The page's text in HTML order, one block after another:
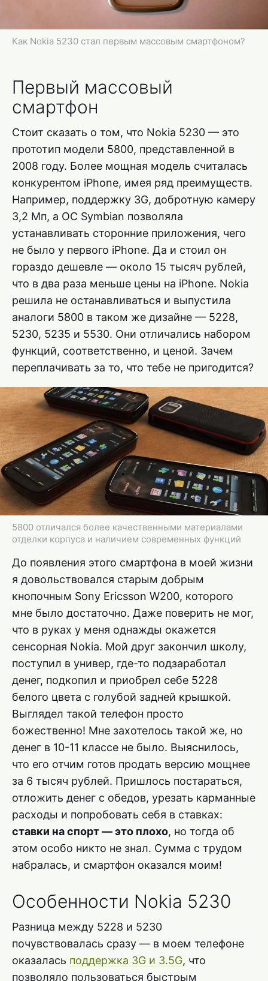
Как Nokia 5230 стал первым массовым смартфоном?
Первый массовый
смартфон
Стоит сказать о том, что Nokia 5230 — это
прототип модели 5800, представленной в
2008 году. Более мощная модель считалась
конкурентом iPhone, имея ряд преимуществ.
Например, поддержку 3G, добротную камеру
3,2 Мп, а OC Symbian позволяла
устанавливать сторонние приложения, чего
не было у первого iPhone. Да и стоил он
гораздо дешевле — около 15 тысяч рублей,
что в два раза меньше цены на iPhone. Nokia
решила не останавливаться и выпустила
аналоги 5800 в таком же дизайне — 5228,
5230, 5235 и 5530. Они отличались набором
функций, соответственно, и ценой. Зачем
переплачивать за то, что тебе не пригодится?
5800 отличался более качественными материалами
отделки корпуса и наличием современных функций
До появления этого смартфона в моей жизни
я довольствовался старым добрым
кнопочным Sony Ericsson W200, которого
мне было достаточно. Даже поверить не мог,
что в руках у меня однажды окажется
сенсорная Nokia. Мой друг закончил школу,
поступил в универ, где-то подзаработал
денег, подкопил и приобрел себе 5228
белого цвета с голубой задней крышкой.
Выглядел такой телефон просто
божественно! Мне захотелось такой же, но
денег в 10-11 классе не было. Выяснилось,
что его отчим готов продать версию мощнее
за 6 тысяч рублей. Пришлось постараться,
отложить денег с обедов, урезать карманные
расходы и попробовать себя в ставках:
ставки на спорт — это плохо, но тогда об
этом особо никто не знал. Сумма с трудом
набралась, и смартфон оказался моим!
Особенности Nokia 5230
Разница между 5228 и 5230
почувствовалась сразу — в моем телефоне
оказалась поддержка 3G и 3.5G, что
позволяло пользоваться быстрым